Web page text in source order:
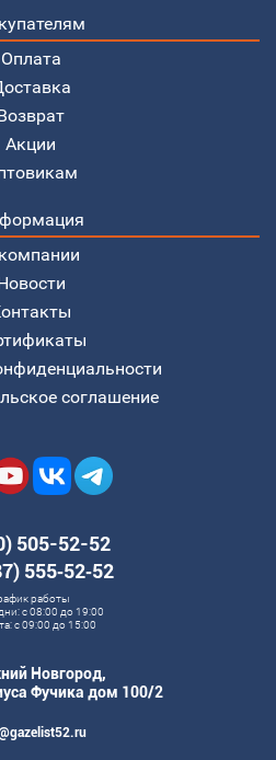
Оплата
Акции
соглашение
505-52-52
555‑52‑52
работы
с 08:00 до 19:00
с 09:00 до 15:00
Новгород,
Фучика дом 100/2